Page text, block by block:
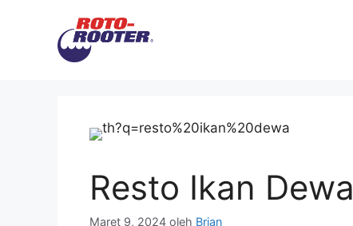
Resto Ikan Dewa
Maret 9, 2024 oleh Brian